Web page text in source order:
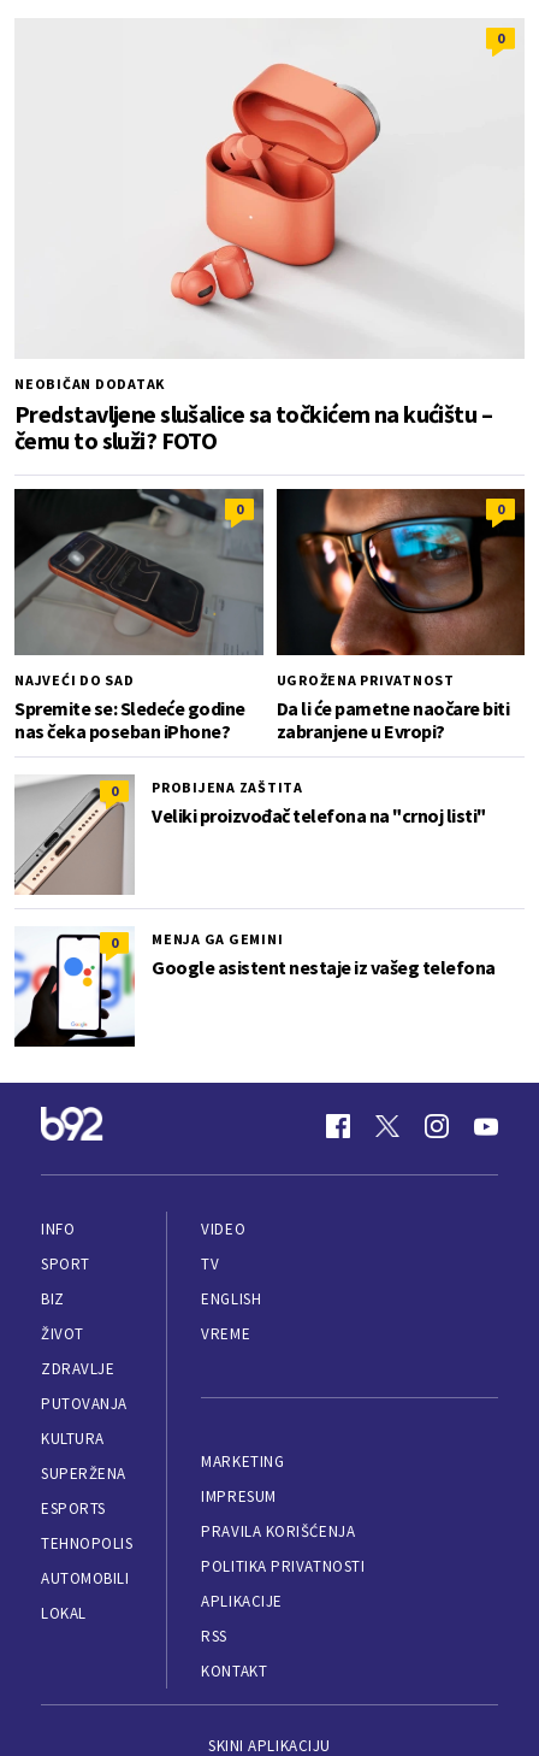
0
NEOBIČAN DODATAK
Predstavljene slušalice sa točkićem na kućištu –
čemu to služi? FOTO
0
NAJVEĆI DO SAD
Spremite se: Sledeće godine
nas čeka poseban iPhone?
0
UGROŽENA PRIVATNOST
Da li će pametne naočare biti
zabranjene u Evropi?
0 PROBIJENA ZAŠTITA
Veliki proizvođač telefona na "crnoj listi"
0 MENJA GA GEMINI
Google asistent nestaje iz vašeg telefona
INFO
SPORT
BIZ
ŽIVOT
ZDRAVLJE
PUTOVANJA
KULTURA
SUPERŽENA
ESPORTS
TEHNOPOLIS
AUTOMOBILI
LOKAL
VIDEO
TV
ENGLISH
VREME
MARKETING
IMPRESUM
PRAVILA KORIŠĆENJA
POLITIKA PRIVATNOSTI
APLIKACIJE
RSS
KONTAKT
SKINI APLIKACIJU